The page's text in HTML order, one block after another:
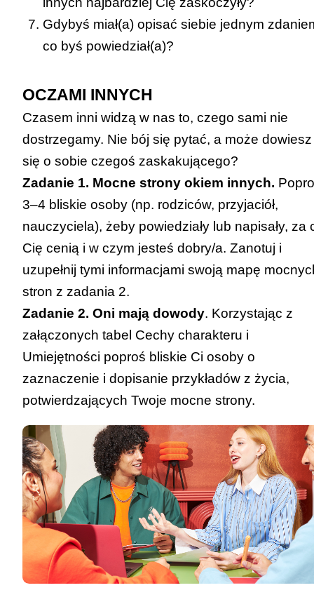
Gdybyś miał(a) opisać siebie jednym
co byś powiedział(a)?
OCZAMI INNYCH
Czasem inni widzą w nas to, czego sami nie
dostrzegamy. Nie bój się pytać, a może dowiesz
się o sobie czegoś zaskakującego?
Zadanie 1. Mocne strony okiem innych.
3–4 bliskie osoby (np. rodziców, przyjaciół,
nauczyciela), żeby powiedziały lub napisały, za
Cię cenią i w czym jesteś dobry/a. Zanotuj i
uzupełnij tymi informacjami swoją mapę
stron z zadania 2.
Zadanie 2. Oni mają dowody. Korzystając z
załączonych tabel Cechy charakteru i
Umiejętności poproś bliskie Ci osoby o
zaznaczenie i dopisanie przykładów z życia,
potwierdzających Twoje mocne strony.